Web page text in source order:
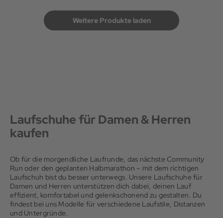
Weitere Produkte laden
Laufschuhe für Damen & Herren
kaufen
Ob für die morgendliche Laufrunde, das nächste Community
Run oder den geplanten Halbmarathon – mit dem richtigen
Laufschuh bist du besser unterwegs. Unsere Laufschuhe für
Damen und Herren unterstützen dich dabei, deinen Lauf
effizient, komfortabel und gelenkschonend zu gestalten. Du
findest bei uns Modelle für verschiedene Laufstile, Distanzen
und Untergründe.